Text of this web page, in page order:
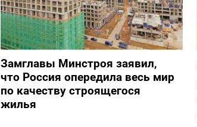
Замглавы Минстроя заявил,
что Россия опередила весь мир
по качеству строящегося
жилья